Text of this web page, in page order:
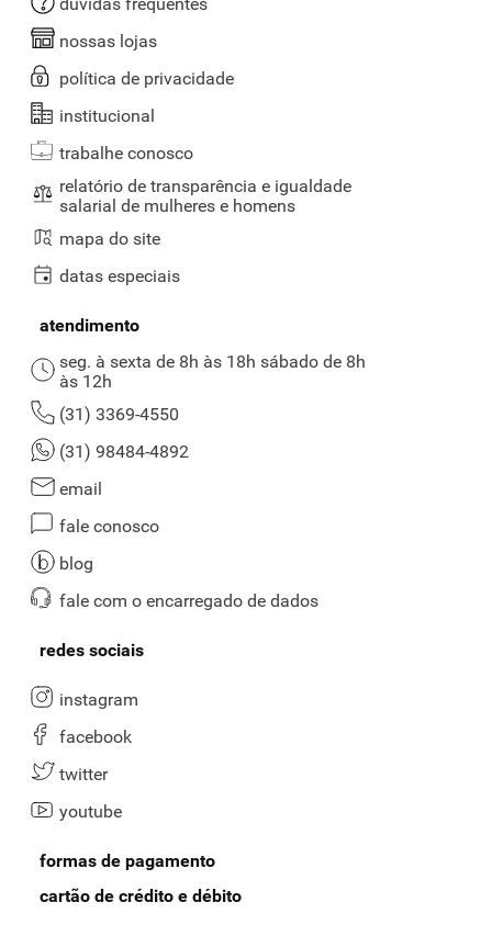
nossas lojas
política de privacidade
institucional
trabalhe conosco
relatório de transparência e igualdade
salarial de mulheres e homens
mapa do site
datas especiais
atendimento
seg. à sexta de 8h às 18h sábado de 8h
às 12h
(31) 3369-4550
(31) 98484-4892
email
fale conosco
blog
fale com o encarregado de dados
redes sociais
instagram
facebook
twitter
youtube
formas de pagamento
cartão de crédito e débito